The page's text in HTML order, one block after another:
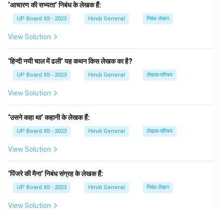
वर्ण होते हैं, जो समान या विभक्त होते हैं। - चौपाई का विशेष रूप से दोहे
से लंबा रूप होता है।
हरणं भगतिविशोक। रघुकुल नायक महाराज, भगतिवृद्धि दायक।"
दोहा छंद एक छोटी और बहुत ही प्रभावी छंद विधि है, जो हिंदी कविता में
प्रसिद्ध है।
वर्ण होते हैं। - यह विशेष रूप से गीत, भजन, और छोटी कविताओं में
उपयोग किया जाता है।
उदाहरण: "सवा लाख से एक लड़ा, राम के साथ सियाराम। धरती और
Download Solution in PDF
‘आचारण की सभ्यता’ निबंध के लेखक हैं:
UP Board XII - 2023 Hindi General निबंध लेखन
View Solution
‘हिन्दी नयी चाल में ढली’ यह कथन किस लेखक का है?
UP Board XII - 2023 Hindi General लेखक-परिचय
View Solution
‘उसने कहा था’ कहानी के लेखक हैं:
UP Board XII - 2023 Hindi General लेखक-परिचय
View Solution
‘पिंजरे की मैना’ निबंध संग्रह के लेखक हैं:
UP Board XII - 2023 Hindi General निबंध लेखन
View Solution